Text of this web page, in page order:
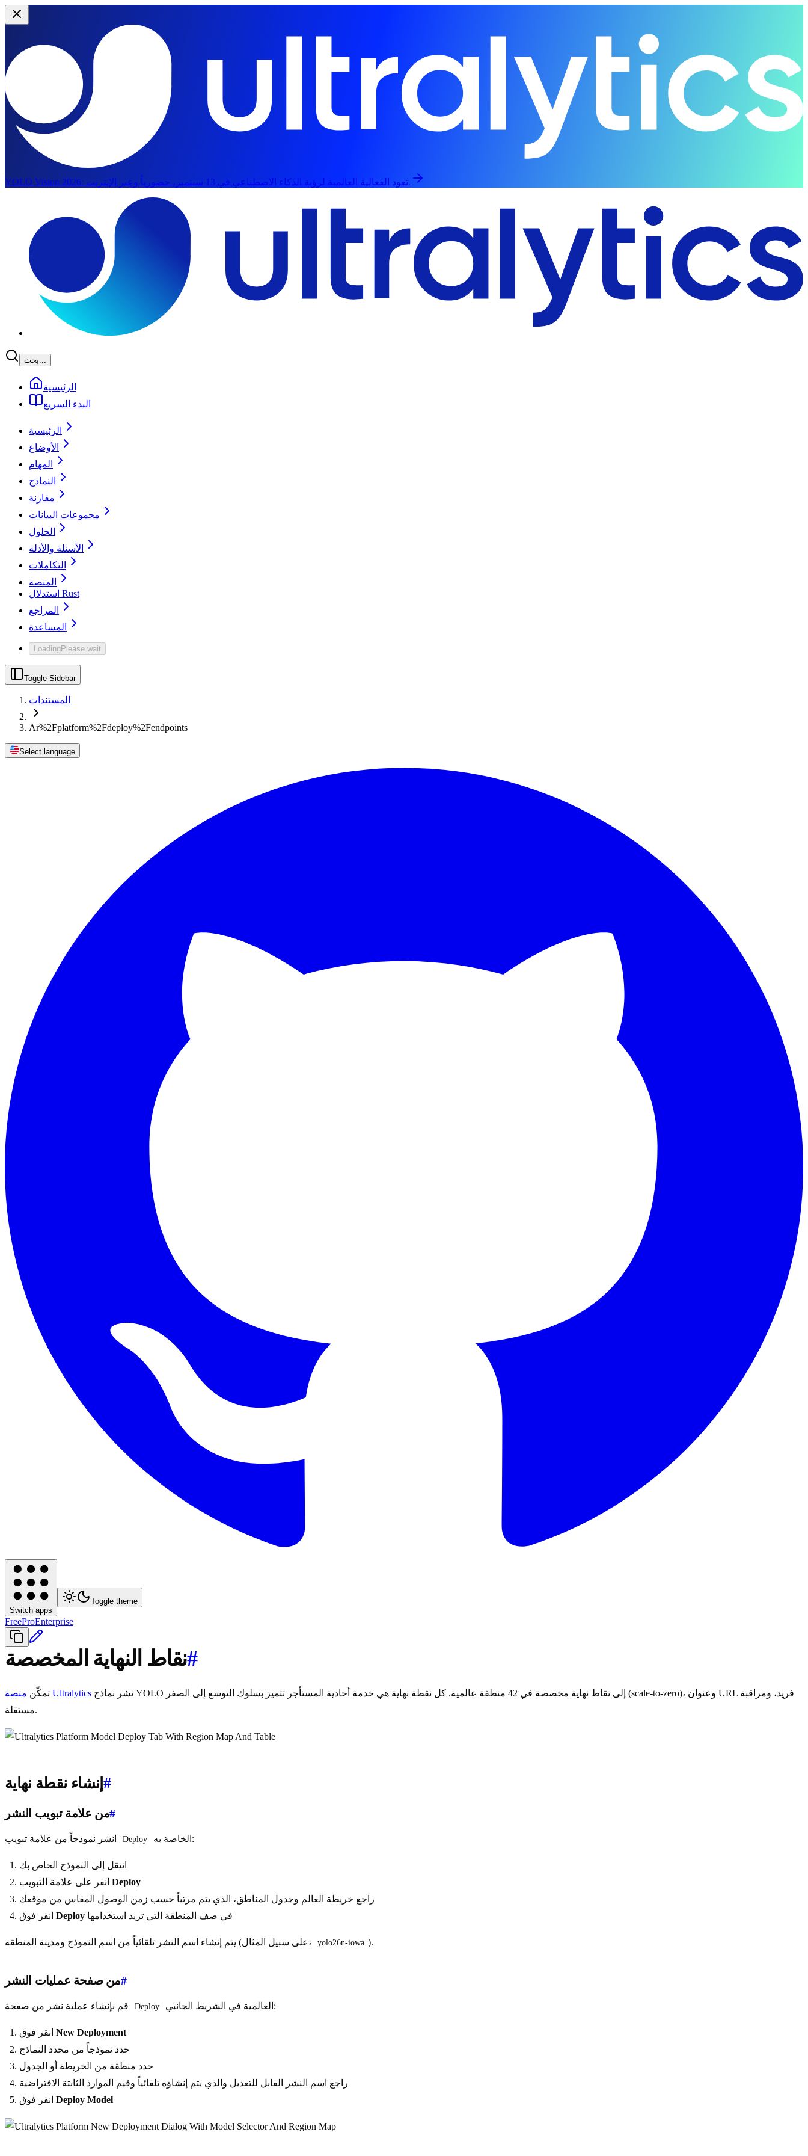
YOLO Vision 2026:
تعود الفعالية العالمية لرؤية الذكاء الاصطناعي في 13 سبتمبر، حضورياً وعبر الإنترنت.
بحث...
الرئيسية
البدء السريع
الرئيسية
الأوضاع
المهام
النماذج
مقارنة
مجموعات البيانات
الحلول
الأسئلة والأدلة
التكاملات
المنصة
استدلال Rust
المراجع
المساعدة
LoadingPlease wait
Toggle Sidebar
المستندات
Ar%2Fplatform%2Fdeploy%2Fendpoints
Select language
Switch apps
Toggle theme
FreeProEnterprise
نقاط النهاية المخصصة#
تمكّن منصة Ultralytics
مستقلة.
إنشاء نقطة نهاية#
من علامة تبويب النشر#
Deploy الخاصة به:
انتقل إلى النموذج الخاص بك
Deploy
راجع خريطة العالم وجدول المناطق، الذي يتم مرتباً حسب زمن الوصول المقاس من موقعك
Deploy في صف المنطقة التي تريد استخدامها
يتم إنشاء اسم النشر تلقائياً من اسم النموذج ومدينة المنطقة (على سبيل المثال، yolo26n-iowa ).
من صفحة عمليات النشر#
Deploy العالمية في الشريط الجانبي:
New Deployment
حدد نموذجاً من محدد النماذج
حدد منطقة من الخريطة أو الجدول
راجع اسم النشر القابل للتعديل والذي يتم إنشاؤه تلقائياً وقيم الموارد الثابتة الافتراضية
Deploy Model